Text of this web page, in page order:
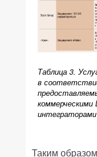
Таблица 3.
в
Таким